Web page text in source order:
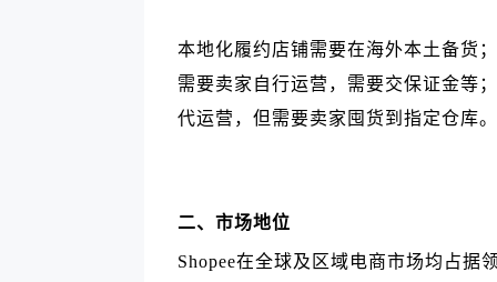
本地化履约店铺需要在海外本土备货
需要卖家自行运营，需要交保证金等
代运营，但需要卖家囤货到指定仓库。
二、市场地位
Shopee在全球及区域电商市场均占据